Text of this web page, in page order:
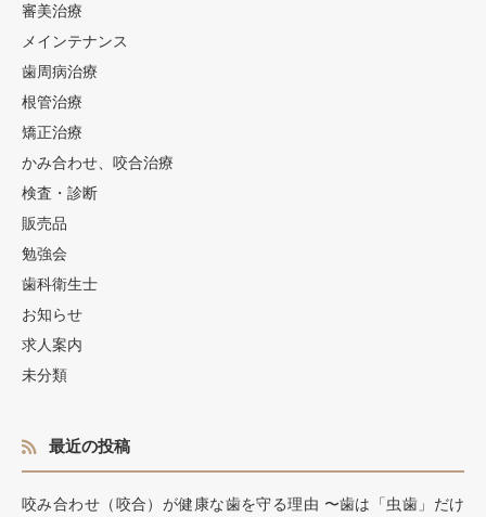
審美治療
メインテナンス
歯周病治療
根管治療
矯正治療
かみ合わせ、咬合治療
検査・診断
販売品
勉強会
歯科衛生士
お知らせ
求人案内
未分類
最近の投稿
咬み合わせ（咬合）が健康な歯を守る理由 〜歯は「虫歯」だけ